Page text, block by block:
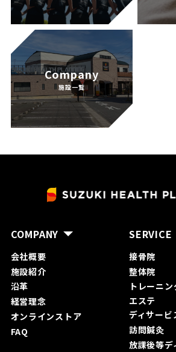
INFORMATION
Company
施設一覧
COMPANY
会社概要
施設紹介
沿革
経営理念
オンラインストア
FAQ
SERVICE
接骨院
整体院
トレーニン
エステ
ディサービ
訪問鍼灸
放課後等デ